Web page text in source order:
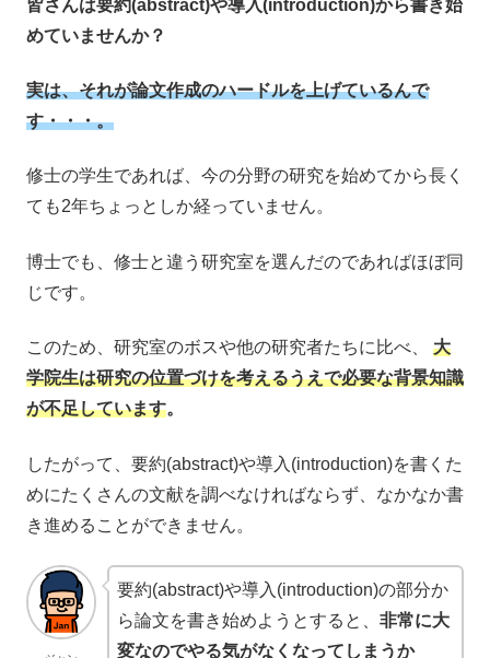
皆さんは要約(abstract)や導入(introduction)から書き始
めていませんか？
実は、それが論文作成のハードルを上げているんで
す・・・。
修士の学生であれば、今の分野の研究を始めてから長く
ても2年ちょっとしか経っていません。
博士でも、修士と違う研究室を選んだのであればほぼ同
じです。
このため、研究室のボスや他の研究者たちに比べ、 大
学院生は研究の位置づけを考えるうえで必要な背景知識
が不足しています。
したがって、要約(abstract)や導入(introduction)を書くた
めにたくさんの文献を調べなければならず、なかなか書
き進めることができません。
要約(abstract)や導入(introduction)の部分か
ら論文を書き始めようとすると、 非常に大
変なのでやる気がなくなってしまうか